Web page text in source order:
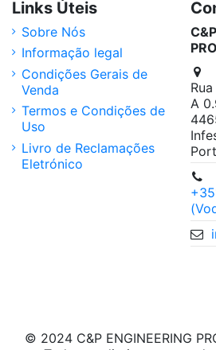
Links Úteis
Sobre Nós
Informação legal
Condições Gerais de
Venda
Termos e Condições de
Uso
Livro de Reclamações
Eletrónico
A
© 2024 C&P ENGINEERING